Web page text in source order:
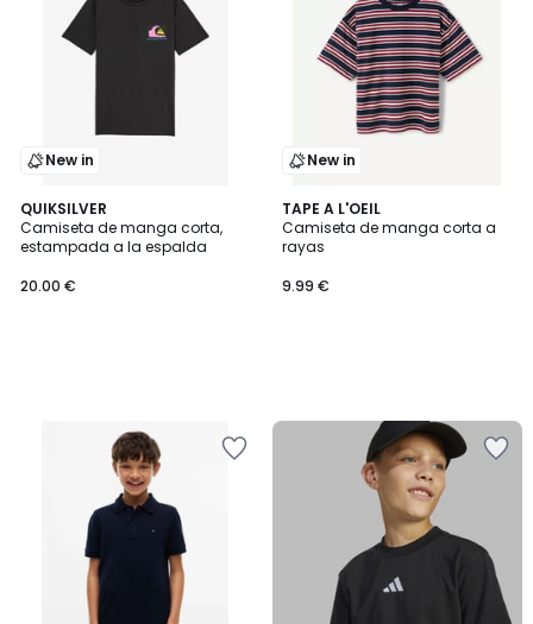
New in
QUIKSILVER
Camiseta de manga corta,
estampada a la espalda
20.00 €
New in
TAPE A L'OEIL
Camiseta de manga corta a
rayas
9.99 €